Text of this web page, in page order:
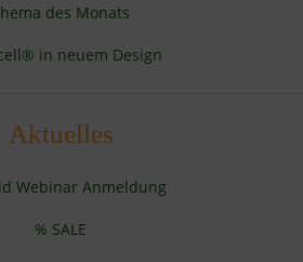
des Monats
in neuem Design
Aktuelles
Webinar Anmeldung
% SALE